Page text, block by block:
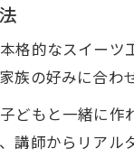
自宅が特別なス
オンライン
オンライン
格的なスイー
の好みに合わ
どもと一緒に
師からリアル